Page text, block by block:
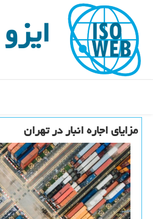
مزایای اجاره انبار در تهران